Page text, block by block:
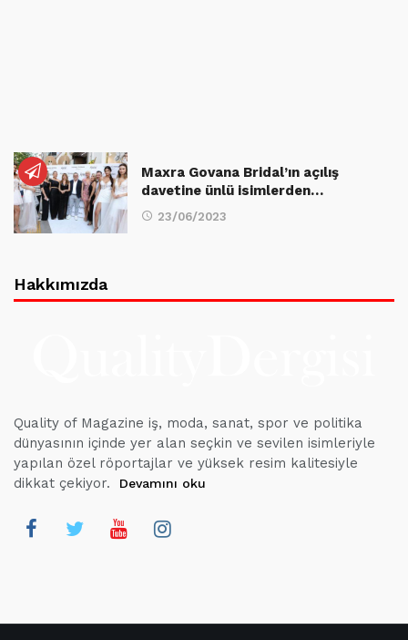
Maxra Govana Bridal’ın açılış
davetine ünlü isimlerden…
23/06/2023
Hakkımızda
Quality of Magazine iş, moda, sanat, spor ve politika
dünyasının içinde yer alan seçkin ve sevilen isimleriyle
yapılan özel röportajlar ve yüksek resim kalitesiyle
dikkat çekiyor.
Devamını oku